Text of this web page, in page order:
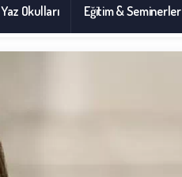
Yaz Okulları Eğitim &